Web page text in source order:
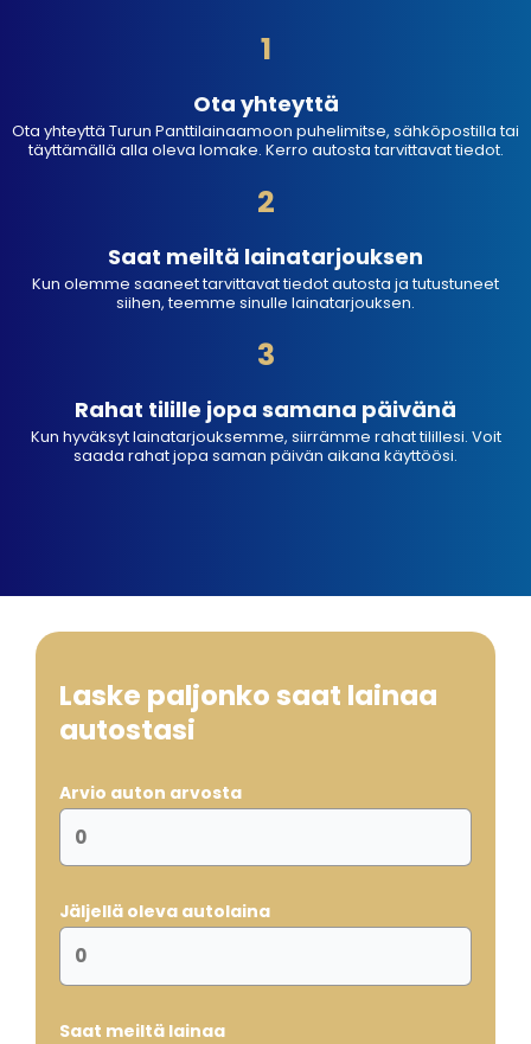
1
Ota yhteyttä
Ota yhteyttä Turun Panttilainaamoon puhelimitse, sähköpostilla tai
täyttämällä alla oleva lomake. Kerro autosta tarvittavat tiedot.
2
Saat meiltä lainatarjouksen
Kun olemme saaneet tarvittavat tiedot autosta ja tutustuneet
siihen, teemme sinulle lainatarjouksen.
3
Rahat tilille jopa samana päivänä
Kun hyväksyt lainatarjouksemme, siirrämme rahat tilillesi. Voit
saada rahat jopa saman päivän aikana käyttöösi.
Laske paljonko saat lainaa
autostasi
Arvio auton arvosta
Jäljellä oleva autolaina
Saat meiltä lainaa